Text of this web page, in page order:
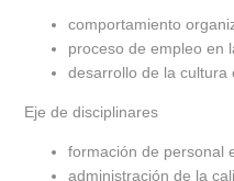
comportamiento
proceso de empleo en
desarrollo de la cultura
Eje de disciplinares
formación de personal
administración de la